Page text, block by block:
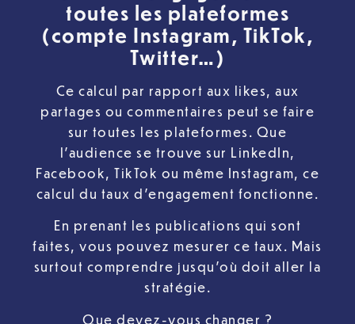
toutes les plateformes
(compte Instagram, TikTok,
Twitter…)
Ce calcul par rapport aux likes, aux
partages ou commentaires peut se faire
sur toutes les plateformes. Que
l’audience se trouve sur LinkedIn,
Facebook, TikTok ou même Instagram, ce
calcul du taux d’engagement fonctionne.
En prenant les publications qui sont
faites, vous pouvez mesurer ce taux. Mais
surtout comprendre jusqu’où doit aller la
stratégie.
Que devez-vous changer ?